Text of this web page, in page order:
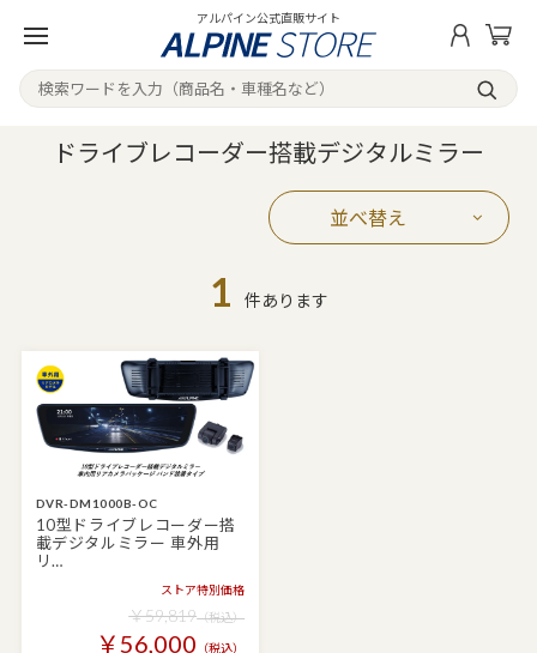
アルパイン公式直販サイト
ドライブレコーダー搭載デジタルミラー
並べ替え
1 件あります
DVR-DM1000B-OC
10型ドライブレコーダー搭
載デジタルミラー 車外用
リ…
ストア特別価格
￥59,819（税込）
￥56,000 （税込）